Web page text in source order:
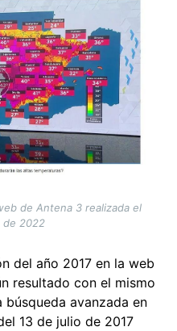
de Antena 3 realizada el
de 2022
del año 2017 en la web
resultado con el mismo
avanzada en
13 de julio de 2017